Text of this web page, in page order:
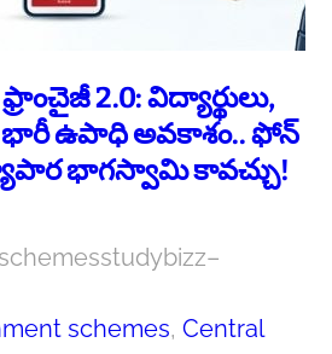
2.0: విద్యార్థులు,
భారీ ఉపాధి అవకాశం.. ఫోన్
భాగస్వామి కావచ్చు!
schemesstudybizz–
schemes, Central